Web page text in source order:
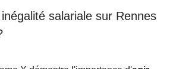
salariale sur Rennes